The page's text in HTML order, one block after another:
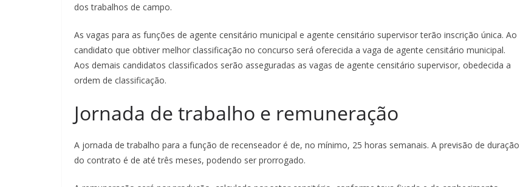
dos trabalhos de campo.
As vagas para as funções de agente censitário municipal e agente censitário supervisor terão inscrição única. Ao
candidato que obtiver melhor classificação no concurso será oferecida a vaga de agente censitário municipal.
Aos demais candidatos classificados serão asseguradas as vagas de agente censitário supervisor, obedecida a
ordem de classificação.
Jornada de trabalho e remuneração
A jornada de trabalho para a função de recenseador é de, no mínimo, 25 horas semanais. A previsão de duração
do contrato é de até três meses, podendo ser prorrogado.